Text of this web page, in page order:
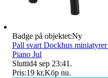
Badge på objektet:Ny
Pall svart Dockhus
Piano Jul
Sluttid4 sep 23:41 .
Pris:19 kr,Köp nu.